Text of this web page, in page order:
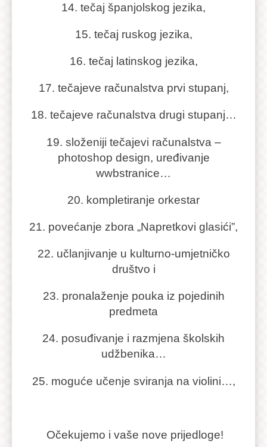
14. tečaj španjolskog jezika,
15. tečaj ruskog jezika,
16. tečaj latinskog jezika,
17. tečajeve računalstva prvi stupanj,
18. tečajeve računalstva drugi stupanj…
19. složeniji tečajevi računalstva –
photoshop design, uređivanje
wwbstranice…
20. kompletiranje orkestar
21. povećanje zbora „Napretkovi glasići”,
22. učlanjivanje u kulturno-umjetničko
društvo i
23. pronalaženje pouka iz pojedinih
predmeta
24. posuđivanje i razmjena školskih
udžbenika…
25. moguće učenje sviranja na violini…,
Očekujemo i vaše nove prijedloge!